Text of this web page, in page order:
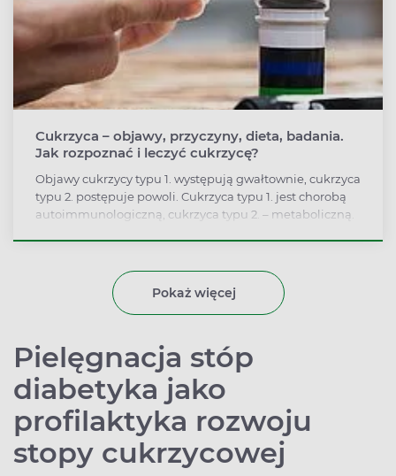
Cukrzyca – objawy, przyczyny, dieta, badania.
Jak rozpoznać i leczyć cukrzycę?
Objawy cukrzycy typu 1. występują gwałtownie, cukrzyca
typu 2. postępuje powoli. Cukrzyca typu 1. jest chorobą
autoimmunologiczną, cukrzyca typu 2. – metaboliczną.
przeciwcukrzycowych. W każdym przypadku trzeba
zmienić tryb życia: wprowadzić odpowiednią dietę i
dobraną aktywność fizyczną.
Pokaż więcej
Pielęgnacja stóp
diabetyka jako
profilaktyka rozwoju
stopy cukrzycowej